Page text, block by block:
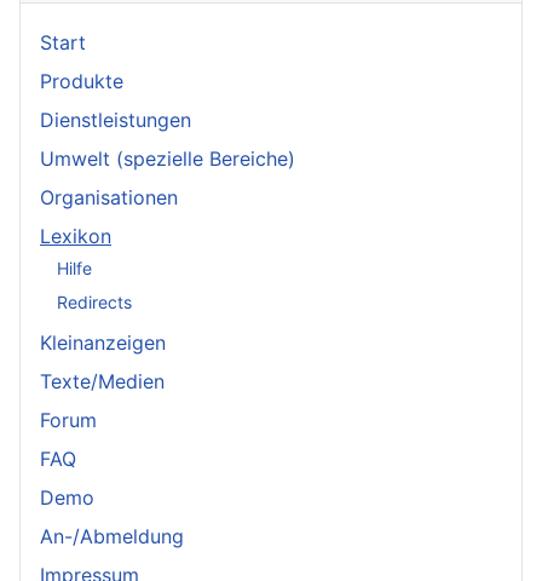
Start
Produkte
Dienstleistungen
Umwelt (spezielle Bereiche)
Organisationen
Lexikon
Hilfe
Redirects
Kleinanzeigen
Texte/Medien
Forum
FAQ
Demo
An-/Abmeldung
Impressum